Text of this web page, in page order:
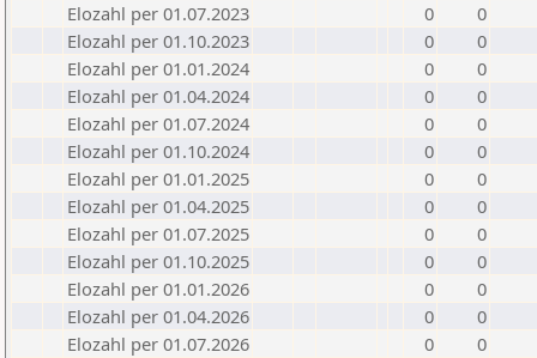
Elozahl per 01.07.2023
0
0
Elozahl per 01.10.2023
0
0
Elozahl per 01.01.2024
0
0
Elozahl per 01.04.2024
0
0
Elozahl per 01.07.2024
0
0
Elozahl per 01.10.2024
0
0
Elozahl per 01.01.2025
0
0
Elozahl per 01.04.2025
0
0
Elozahl per 01.07.2025
0
0
Elozahl per 01.10.2025
0
0
Elozahl per 01.01.2026
0
0
Elozahl per 01.04.2026
0
0
Elozahl per 01.07.2026
0
0